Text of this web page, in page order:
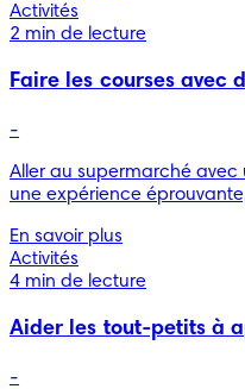
Activités
2 min de lecture
Faire les courses avec
-
Aller au supermarché
une expérience
En savoir plus
Activités
4 min de lecture
Aider les tout-petits à
-